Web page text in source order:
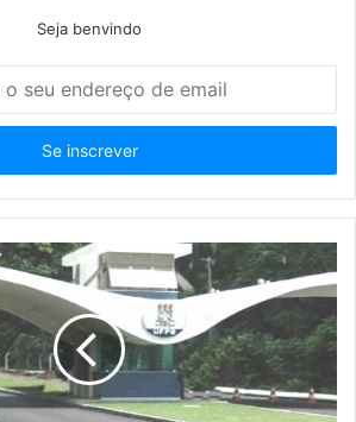
Seja benvindo